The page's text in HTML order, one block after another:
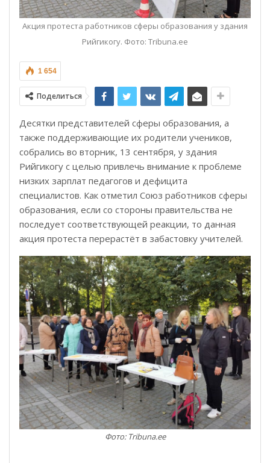
Акция протеста работников сферы образования у здания
Рийгикогу. Фото: Tribuna.ee
1 654
Поделиться
Десятки представителей сферы образования, а
также поддерживающие их родители учеников,
собрались во вторник, 13 сентября, у здания
Рийгикогу с целью привлечь внимание к проблеме
низких зарплат педагогов и дефицита
специалистов. Как отметил Союз работников сферы
образования, если со стороны правительства не
последует соответствующей реакции, то данная
акция протеста перерастёт в забастовку учителей.
Фото: Tribuna.ee